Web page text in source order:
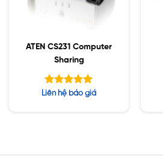
ATEN CS231 Computer
Sharing
Được xếp
Liên hệ báo giá